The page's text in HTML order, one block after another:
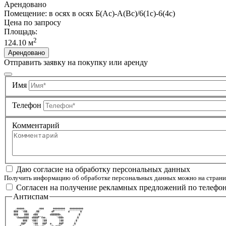
Арендовано
Помещение: в осях в осях Б(Ас)-А(Вс)/6(1с)-6(4с)
Цена по запросу
Площадь:
124.10 м2
Арендовано
Отправить заявку на покупку или аренду
Имя
Телефон
Комментарий
Даю согласие на обработку персональных данных
Получить информацию об обработке персональных данных можно на
Согласен на получение рекламных предложений по
Антиспам
  .ooooo.        .ooo      oooooooo   ooooooooo
888' `Y88.    .88'       dP"""""""  d"""""""8'
888    888   d88'       d88888b.          .8'
  `Vbood888  d888P"Ybo.      `Y88b        .8'
       888'  Y88[   ]88        ]88       .8'
     .88P'   `Y88   88P  o.   .88P      .8'